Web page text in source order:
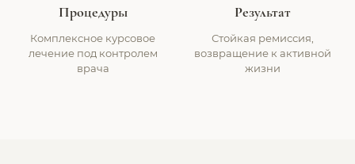
Процедуры
Комплексное курсовое
лечение под контролем
врача
Результат
Стойкая ремиссия,
возвращение к активной
жизни